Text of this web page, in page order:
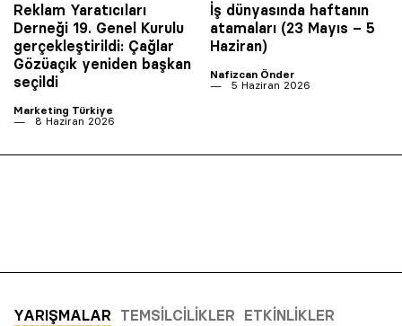
Reklam Yaratıcıları
Derneği 19. Genel Kurulu
gerçekleştirildi: Çağlar
Gözüaçık yeniden başkan
seçildi
Marketing Türkiye
8 Haziran 2026
İş dünyasında haftanın
atamaları (23 Mayıs – 5
Haziran)
Nafizcan Önder
5 Haziran 2026
YARIŞMALAR TEMSILCILIKLER ETKINLIKLER